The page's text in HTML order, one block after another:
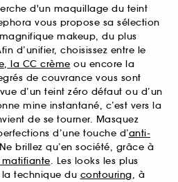
d'un maquillage du teint
vous propose sa sélection
makeup, du plus
d’unifier, choisissez entre le
la CC crème ou encore la
de couvrance vous sont
d’un teint zéro défaut ou d’un
mine instantané, c’est vers la
de se tourner. Masquez
d’une touche d’anti-
brillez qu’en société, grâce à
. Les looks les plus
technique du contouring, à